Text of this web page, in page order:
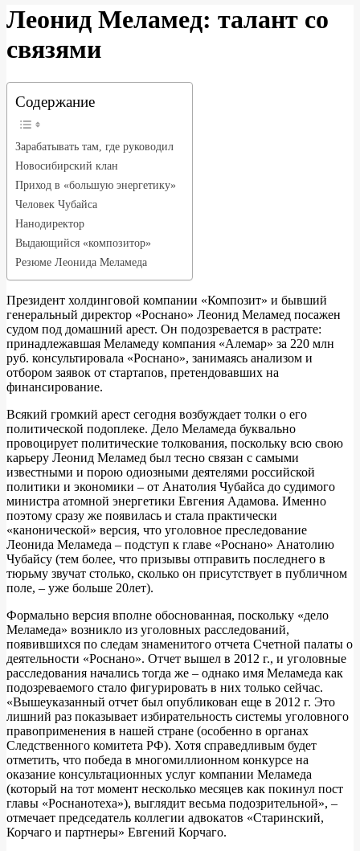
Леонид Меламед: талант со
связями
Содержание
Зарабатывать там, где руководил
Новосибирский клан
Приход в «большую энергетику»
Человек Чубайса
Нанодиректор
Выдающийся «композитор»
Резюме Леонида Меламеда
Президент холдинговой компании «Композит» и бывший
генеральный директор «Роснано» Леонид Меламед посажен
судом под домашний арест. Он подозревается в растрате:
принадлежавшая Меламеду компания «Алемар» за 220 млн
руб. консультировала «Роснано», занимаясь анализом и
отбором заявок от стартапов, претендовавших на
финансирование.
Всякий громкий арест сегодня возбуждает толки о его
политической подоплеке. Дело Меламеда буквально
провоцирует политические толкования, поскольку всю свою
карьеру Леонид Меламед был тесно связан с самыми
известными и порою одиозными деятелями российской
политики и экономики – от Анатолия Чубайса до судимого
министра атомной энергетики Евгения Адамова. Именно
поэтому сразу же появилась и стала практически
«канонической» версия, что уголовное преследование
Леонида Меламеда – подступ к главе «Роснано» Анатолию
Чубайсу (тем более, что призывы отправить последнего в
тюрьму звучат столько, сколько он присутствует в публичном
поле, – уже больше 20лет).
Формально версия вполне обоснованная, поскольку «дело
Меламеда» возникло из уголовных расследований,
появившихся по следам знаменитого отчета Счетной палаты о
деятельности «Роснано». Отчет вышел в 2012 г., и уголовные
расследования начались тогда же – однако имя Меламеда как
подозреваемого стало фигурировать в них только сейчас.
«Вышеуказанный отчет был опубликован еще в 2012 г. Это
лишний раз показывает избирательность системы уголовного
правоприменения в нашей стране (особенно в органах
Следственного комитета РФ). Хотя справедливым будет
отметить, что победа в многомиллионном конкурсе на
оказание консультационных услуг компании Меламеда
(который на тот момент несколько месяцев как покинул пост
главы «Роснанотеха»), выглядит весьма подозрительной», –
отмечает председатель коллегии адвокатов «Старинский,
Корчаго и партнеры» Евгений Корчаго.